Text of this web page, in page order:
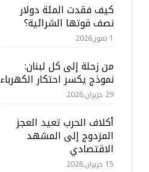
كيف فقدت المئة دولار
نصف قوتها الشرائية؟
1 تموز,2026
من زحلة إلى كل لبنان:
نموذج يكسر احتكار الكهرباء
29 حزيران,2026
أكلاف الحرب تعيد العجز
المزدوج إلى المشهد
الاقتصادي
15 حزيران,2026